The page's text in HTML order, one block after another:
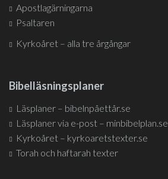
Apostlagärningarna
Psaltaren
Kyrkoåret – alla tre årgångar
Bibelläsningsplaner
Läsplaner – bibelnpåettår.se
Läsplaner via e-post – minbibelplan.se
Kyrkoåret – kyrkoaretstexter.se
Torah och haftarah texter